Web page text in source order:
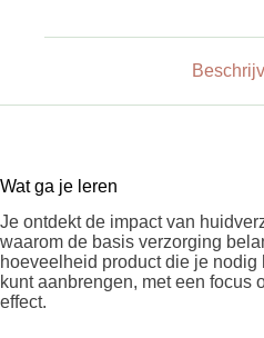
Wat ga je leren
Je ontdekt de impact van
waarom de basis verzorging
hoeveelheid product die je nodig
kunt aanbrengen, met een focus
effect.